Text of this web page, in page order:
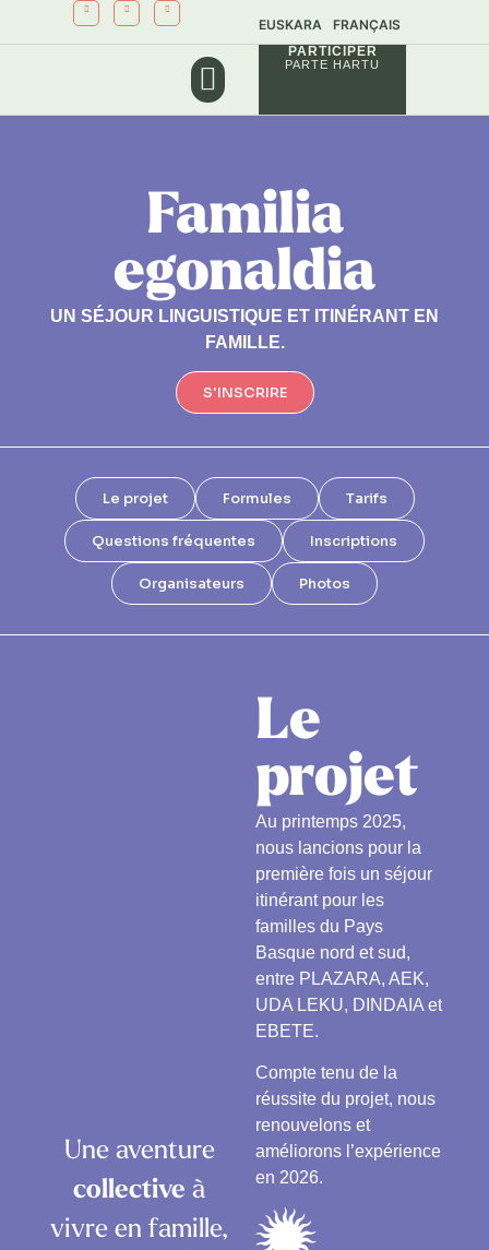
EUSKARA FRANÇAIS
PARTICIPER
PARTE HARTU
Familia
egonaldia
UN SÉJOUR LINGUISTIQUE ET ITINÉRANT EN
FAMILLE.
S'INSCRIRE
Le projet Formules Tarifs
Questions fréquentes Inscriptions
Organisateurs Photos
Une aventure
collective à
vivre en famille,
Le
projet
Au printemps 2025,
nous lancions pour la
première fois un séjour
itinérant pour les
familles du Pays
Basque nord et sud,
entre PLAZARA, AEK,
UDA LEKU, DINDAIA et
EBETE.
Compte tenu de la
réussite du projet, nous
renouvelons et
améliorons l’expérience
en 2026.